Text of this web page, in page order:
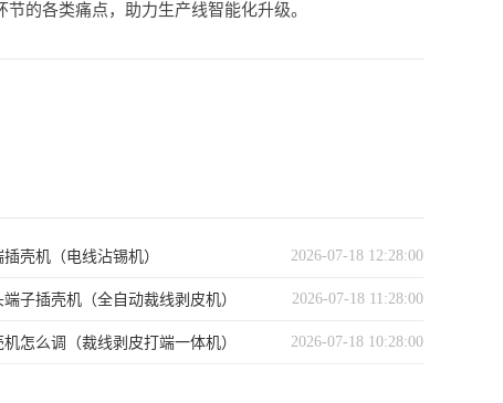
的各类痛点，助力生产线智能化升级。
2026-07-18 12:28:00
壳机（电线沾锡机）
2026-07-18 11:28:00
子插壳机（全自动裁线剥皮机）
2026-07-18 10:28:00
机怎么调（裁线剥皮打端一体机）